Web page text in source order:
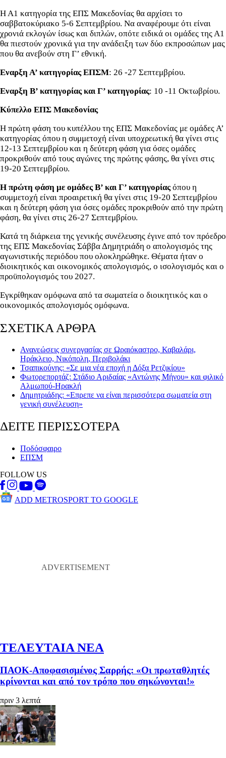
Η Α1 κατηγορία της ΕΠΣ Μακεδονίας θα αρχίσει το
σαββατοκύριακο 5-6 Σεπτεμβρίου. Να αναφέρουμε ότι είναι
χρονιά εκλογών ίσως και διπλών, οπότε ειδικά οι ομάδες της Α1
θα πιεστούν χρονικά για την ανάδειξη των δύο εκπροσώπων μας
που θα ανεβούν στη Γ’ εθνική.
Εναρξη Α’ κατηγορίας ΕΠΣΜ: 26 -27 Σεπτεμβρίου.
Εναρξη Β’ κατηγορίας και Γ’ κατηγορίας: 10 -11 Οκτωβρίου.
Κύπελλο ΕΠΣ Μακεδονίας
Η πρώτη φάση του κυπέλλου της ΕΠΣ Μακεδονίας με ομάδες Α’
κατηγορίας όπου η συμμετοχή είναι υποχρεωτική θα γίνει στις
12-13 Σεπτεμβρίου και η δεύτερη φάση για όσες ομάδες
προκριθούν από τους αγώνες της πρώτης φάσης, θα γίνει στις
19-20 Σεπτεμβρίου.
Η πρώτη φάση με ομάδες Β’ και Γ’ κατηγορίαςόπου η
συμμετοχή είναι προαιρετική θα γίνει στις 19-20 Σεπτεμβρίου
και η δεύτερη φάση για όσες ομάδες προκριθούν από την πρώτη
φάση, θα γίνει στις 26-27 Σεπτεμβρίου.
Κατά τη διάρκεια της γενικής συνέλευσης έγινε από τον πρόεδρο
της ΕΠΣ Μακεδονίας Σάββα Δημητριάδη ο απολογισμός της
αγωνιστικής περιόδου που ολοκληρώθηκε. Θέματα ήταν ο
διοικητικός και οικονομικός απολογισμός, ο ισολογισμός και ο
προϋπολογισμός του 2027.
Εγκρίθηκαν ομόφωνα από τα σωματεία ο διοικητικός και ο
οικονομικός απολογισμός ομόφωνα.
ΣΧΕΤΙΚΑ ΑΡΘΡΑ
Ανανεώσεις συνεργασίας σε Ωραιόκαστρο, Καβαλάρι,
Ηράκλειο, Νικόπολη, Περιβολάκι
Τσαπικούνης: «Σε μια νέα εποχή η Δόξα Ρετζικίου»
Φωτορεπορτάζ: Στάδιο Αριδαίας «Αντώνης Μήνου» και φιλικό
Αλμωπού-Ηρακλή
Δημητριάδης: «Επρεπε να είναι περισσότερα σωματεία στη
γενική συνέλευση»
ΔΕΙΤΕ ΠΕΡΙΣΣΟΤΕΡΑ
Ποδόσφαιρο
ΕΠΣΜ
FOLLOW US
ADD METROSPORT TO GOOGLE
ΤΕΛΕΥΤΑΙΑ ΝΕΑ
ΠΑΟΚ-Αποφασισμένος Σαρρής: «Οι πρωταθλητές
κρίνονται και από τον τρόπο που σηκώνονται!»
πριν 3 λεπτά